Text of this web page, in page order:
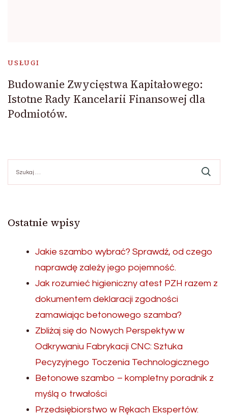
USŁUGI
Budowanie Zwycięstwa Kapitałowego:
Istotne Rady Kancelarii Finansowej dla
Podmiotów.
Ostatnie wpisy
Jakie szambo wybrać? Sprawdź, od czego
naprawdę zależy jego pojemność.
Jak rozumieć higieniczny atest PZH razem z
dokumentem deklaracji zgodności
zamawiając betonowego szamba?
Zbliżaj się do Nowych Perspektyw w
Odkrywaniu Fabrykacji CNC: Sztuka
Pecyzyjnego Toczenia Technologicznego
Betonowe szambo – kompletny poradnik z
myślą o trwałości
Przedsiębiorstwo w Rękach Ekspertów: